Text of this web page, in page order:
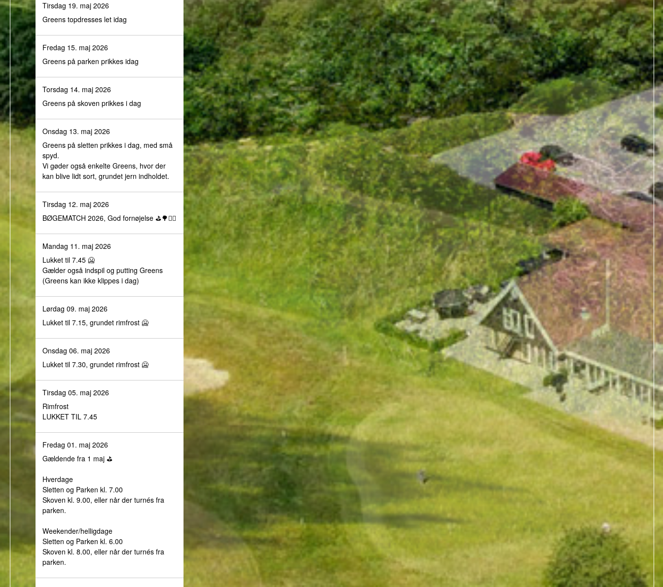
Tirsdag 19. maj 2026
Greens topdresses let idag
Fredag 15. maj 2026
Greens på parken prikkes idag
Torsdag 14. maj 2026
Greens på skoven prikkes i dag
Onsdag 13. maj 2026
Greens på sletten prikkes i dag, med små
spyd.
Vi gøder også enkelte Greens, hvor der
kan blive lidt sort, grundet jern indholdet.
Tirsdag 12. maj 2026
BØGEMATCH 2026, God fornøjelse ⛳️🌳🏌️‍♀️
Mandag 11. maj 2026
Lukket til 7.45 🥶
Gælder også indspil og putting Greens
(Greens kan ikke klippes i dag)
Lørdag 09. maj 2026
Lukket til 7.15, grundet rimfrost 🥶
Onsdag 06. maj 2026
Lukket til 7.30, grundet rimfrost 🥶
Tirsdag 05. maj 2026
Rimfrost
LUKKET TIL 7.45
Fredag 01. maj 2026
Gældende fra 1 maj ⛳️
Hverdage
Sletten og Parken kl. 7.00
Skoven kl. 9.00, eller når der turnés fra
parken.
Weekender/helligdage
Sletten og Parken kl. 6.00
Skoven kl. 8.00, eller når der turnés fra
parken.